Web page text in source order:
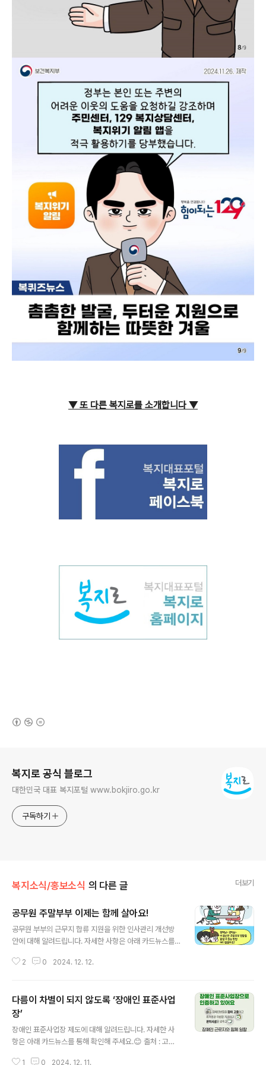
▼ 또 다른 복지로를 소개합니다 ▼
복지로 공식 블로그
대한민국 대표 복지포털 www.bokjiro.go.kr
구독하기
복지소식/홍보소식 의 다른 글 더보기
공무원 주말부부 이제는 함께 살아요!
공무원 부부의 근무지 합류 지원을 위한 인사관리 개선방
안에 대해 알려드립니다. 자세한 사항은 아래 카드뉴스를
복지로를 소개합니다 ▼
2 0 2024. 12. 12.
다름이 차별이 되지 않도록 ‘장애인 표준사업
장’
장애인 표준사업장 제도에 대해 알려드립니다. 자세한 사
항은 아래 카드뉴스를 통해 확인해 주세요.😊 출처 : 고용
1 0 2024. 12. 11.